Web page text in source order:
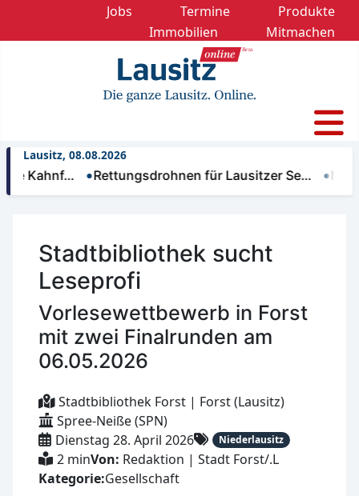
Jobs Termine
Produkte
Immobilien
Mitmachen
Lausitz, 08.08.2026
Rettungsdrohnen für Lausitzer Se…
Stadtbibliothek sucht
Leseprofi
Vorlesewettbewerb in Forst
mit zwei Finalrunden am
06.05.2026
Stadtbibliothek Forst | Forst (Lausitz)
Spree-Neiße (SPN)
Dienstag 28. April 2026
Niederlausitz
2 minVon: Redaktion | Stadt Forst/.L
Kategorie:Gesellschaft